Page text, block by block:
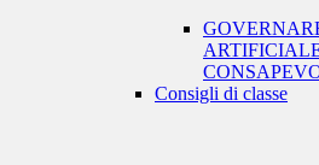
Consigli di classe